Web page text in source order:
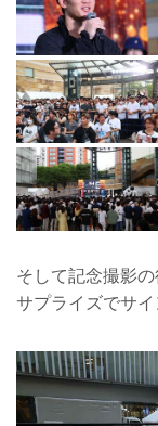
そして記念撮影
サプライズでサイ